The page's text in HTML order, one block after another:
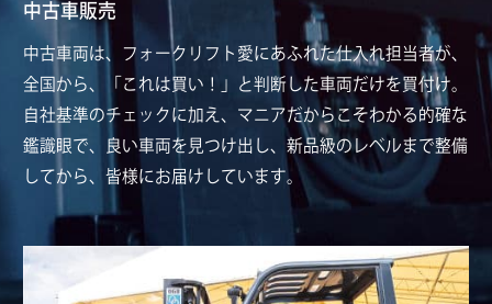
中古車販売
中古車両は、フォークリフト愛にあふれた仕入れ担当者が、
全国から、「これは買い！」と判断した車両だけを買付け。
自社基準のチェックに加え、マニアだからこそわかる的確な
鑑識眼で、良い車両を見つけ出し、新品級のレベルまで整備
してから、皆様にお届けしています。